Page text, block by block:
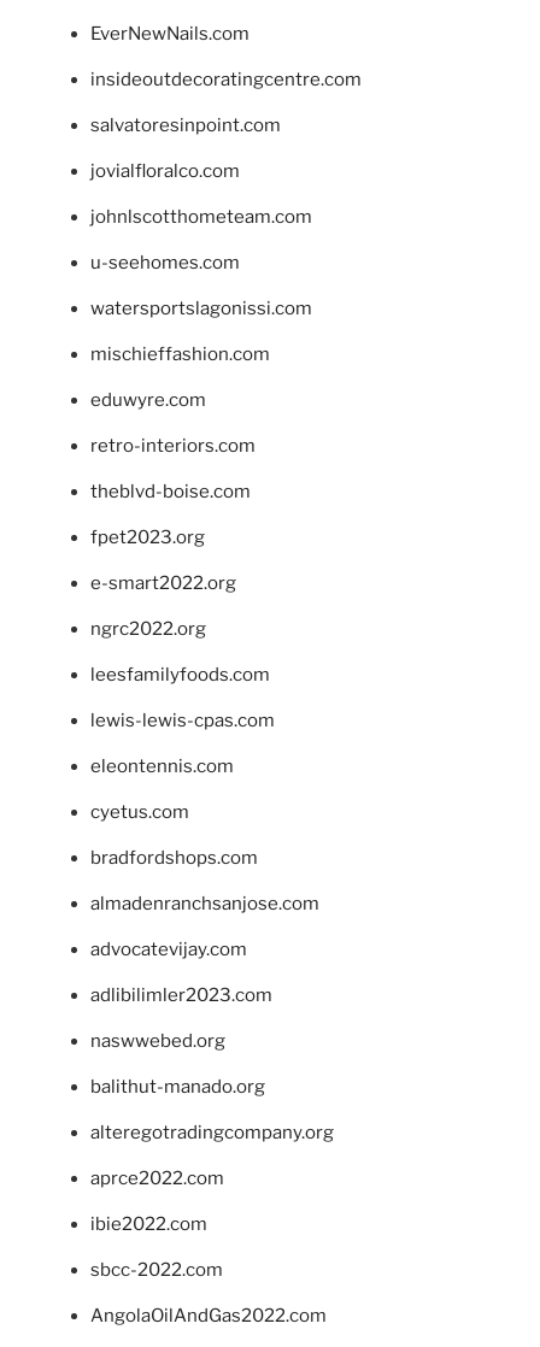
EverNewNails.com
insideoutdecoratingcentre.com
salvatoresinpoint.com
jovialfloralco.com
johnlscotthometeam.com
u-seehomes.com
watersportslagonissi.com
mischieffashion.com
eduwyre.com
retro-interiors.com
theblvd-boise.com
fpet2023.org
e-smart2022.org
ngrc2022.org
leesfamilyfoods.com
lewis-lewis-cpas.com
eleontennis.com
cyetus.com
bradfordshops.com
almadenranchsanjose.com
advocatevijay.com
adlibilimler2023.com
naswwebed.org
balithut-manado.org
alteregotradingcompany.org
aprce2022.com
ibie2022.com
sbcc-2022.com
AngolaOilAndGas2022.com